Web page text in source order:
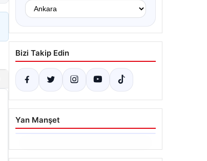
Bizi Takip Edin
Yan Manşet
06.08.2026